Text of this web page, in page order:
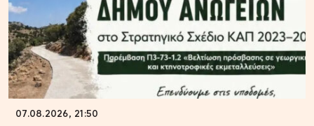
07.08.2026, 21:50